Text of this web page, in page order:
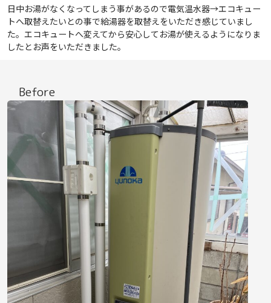
日中お湯がなくなってしまう事があるので電気温水器→エコキュー
トへ取替えたいとの事で給湯器を取替えをいただき感じていまし
た。エコキュートへ変えてから安心してお湯が使えるようになりま
したとお声をいただきました。
Before